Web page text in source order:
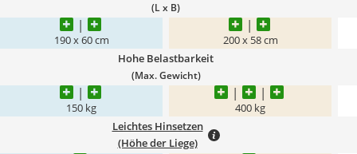
(L x B)
190 x 60 cm 200 x 58 cm
Hohe Belastbarkeit
(Max. Gewicht)
150 kg 400 kg
Leichtes Hinsetzen
(Höhe der Liege)